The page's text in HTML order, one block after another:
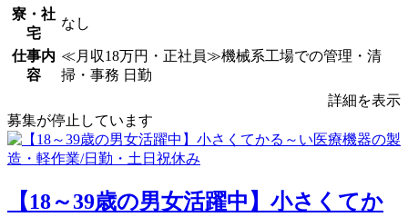
寮・社
宅
なし
仕事内
容
≪月収18万円・正社員≫機械系工場での管理・清
掃・事務 日勤
詳細を表示
募集が停止しています
【18～39歳の男女活躍中】小さくてか